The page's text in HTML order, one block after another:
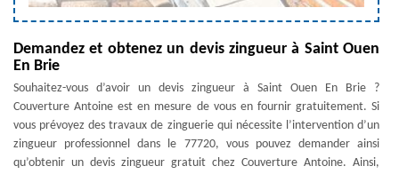
Demandez et obtenez un devis zingueur à Saint Ouen
En Brie
Souhaitez-vous d’avoir un devis zingueur à Saint Ouen En Brie ?
Couverture Antoine est en mesure de vous en fournir gratuitement. Si
vous prévoyez des travaux de zinguerie qui nécessite l’intervention d’un
zingueur professionnel dans le 77720, vous pouvez demander ainsi
qu’obtenir un devis zingueur gratuit chez Couverture Antoine. Ainsi,